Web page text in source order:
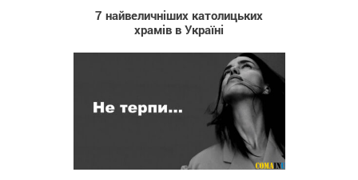
7 найвеличніших католицьких
храмів в Україні
24 014